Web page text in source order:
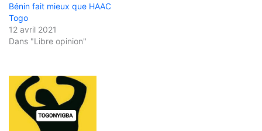
Bénin fait mieux que HAAC
Togo
12 avril 2021
Dans "Libre opinion"